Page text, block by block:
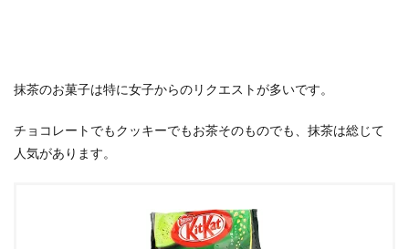
抹茶のお菓子は特に女子からのリクエストが多いです。
チョコレートでもクッキーでもお茶そのものでも、抹茶は総じて
人気があります。